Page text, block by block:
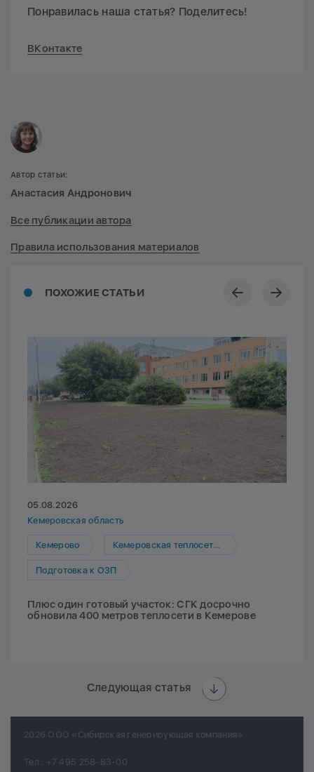
Понравилась наша статья? Поделитесь!
ВКонтакте
ПОХОЖИЕ СТАТЬИ
05.08.2026
Кемеровская область
Кемерово Кемеровская теплосетевая компания
Подготовка к ОЗП
Плюс один готовый участок: СГК досрочно
обновила 400 метров теплосети в Кемерове
Следующая статья
Автор статьи:
Анастасия Андронович
Все публикации автора
Правила использования материалов
2026 ООО «Сибирская генерирующая компания»
Тел.: +7 495 258-83-00